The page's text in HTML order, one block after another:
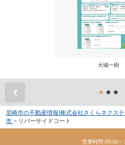
大城一樹
尼崎市の不動産情報|株式会社さくらネクステ
市 > リバーサイドコート
営業時間:09:00～